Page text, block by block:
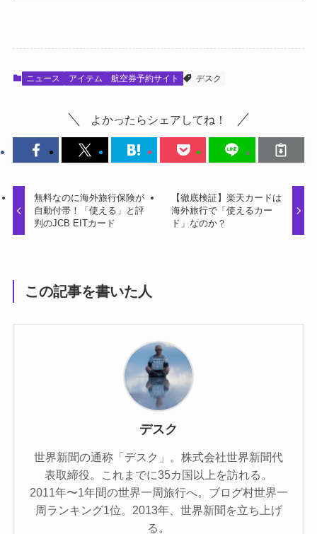
ニュース アイテム 航空券予約サイト デスク
よかったらシェアしてね！
無料なのに海外旅行保険が
自動付帯！「使える」と評
判のJCB EITカード
【徹底検証】楽天カードは
海外旅行で「使えるカー
ド」なのか？
この記事を書いた人
デスク
世界新聞の通称「デスク」。株式会社世界新聞代
表取締役。これまでに35カ国以上を訪れる。
2011年〜1年間の世界一周旅行へ。ブログ村世界一
周ランキング1位。2013年、世界新聞を立ち上げ
る。